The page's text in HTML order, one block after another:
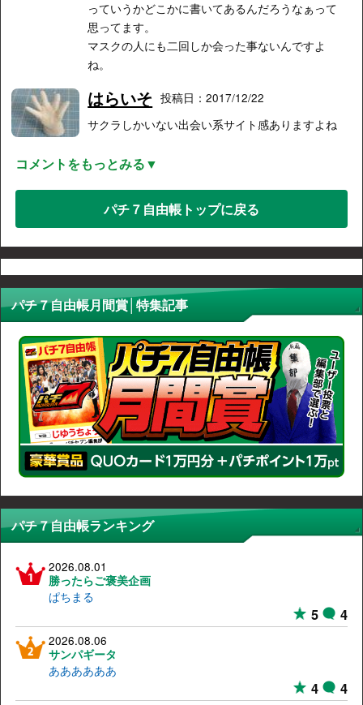
っていうかどこかに書いてあるんだろうなぁって
思ってます。
マスクの人にも二回しか会った事ないんですよ
ね。
はらいそ 投稿日：2017/12/22
サクラしかいない出会い系サイト感ありますよね
コメントをもっとみる▼
パチ７自由帳トップに戻る
パチ７自由帳月間賞│特集記事
パチ７自由帳ランキング
2026.08.01
勝ったらご褒美企画
ぱちまる
5 4
2026.08.06
サンパギータ
ああああああ
4 4